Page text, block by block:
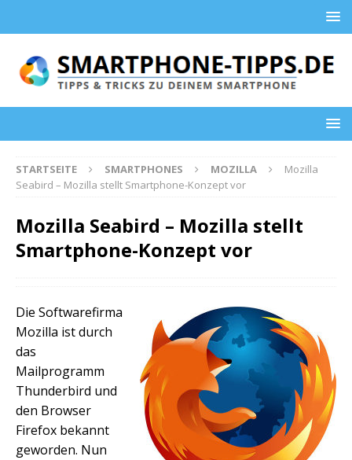
STARTSEITE SMARTPHONES MOZILLA
Mozilla
Seabird – Mozilla stellt Smartphone-Konzept vor
Mozilla Seabird – Mozilla stellt
Smartphone-Konzept vor
Die Softwarefirma
Mozilla ist durch
das
Mailprogramm
Thunderbird und
den Browser
Firefox bekannt
geworden. Nun